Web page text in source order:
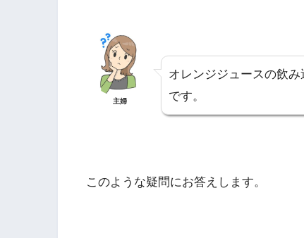
主婦
オレンジジュースの飲
です。
このような疑問にお答えします。